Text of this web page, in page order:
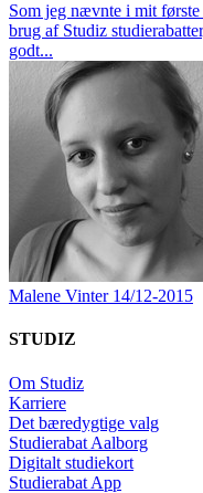
Som jeg nævnte i mit
brug af Studiz
godt...
Malene Vinter 14/12-2015
STUDIZ
Om Studiz
Karriere
Det bæredygtige valg
Studierabat Aalborg
Digitalt studiekort
Studierabat App